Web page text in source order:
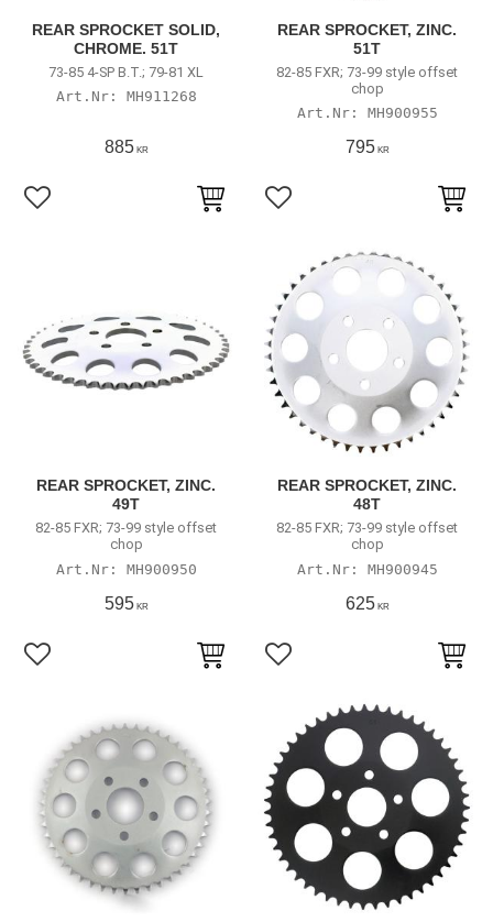
REAR SPROCKET SOLID,
CHROME. 51T
73-85 4-SP B.T.; 79-81 XL
MH911268
885KR
Lägg till i favoriter
REAR SPROCKET, ZINC.
51T
82-85 FXR; 73-99 style offset
chop
MH900955
795KR
Lägg till i favoriter
REAR SPROCKET, ZINC.
49T
82-85 FXR; 73-99 style offset
chop
MH900950
595KR
Lägg till i favoriter
REAR SPROCKET, ZINC.
48T
82-85 FXR; 73-99 style offset
chop
MH900945
625KR
Lägg till i favoriter